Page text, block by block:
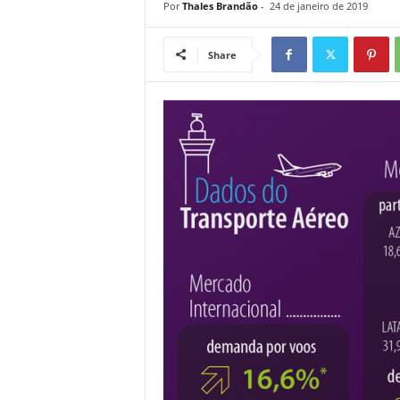
Por Thales Brandão- 24 de janeiro de 2019
Share